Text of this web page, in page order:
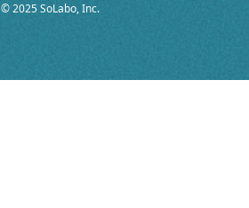
© 2025 SoLabo, Inc.